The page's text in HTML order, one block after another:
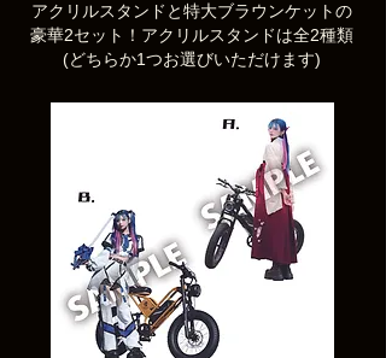
アクリルスタンドと特大ブラウンケットの
豪華2セット！アクリルスタンドは全2種類
(どちらか1つお選びいただけます)